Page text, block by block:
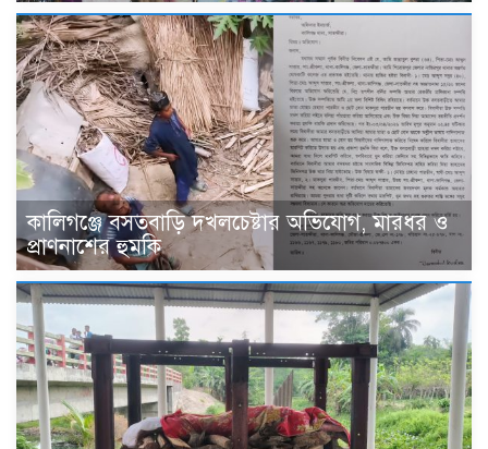
কালিগঞ্জে বসতবাড়ি দখলচেষ্টার অভিযোগ, মারধর ও
প্রাণনাশের হুমকি